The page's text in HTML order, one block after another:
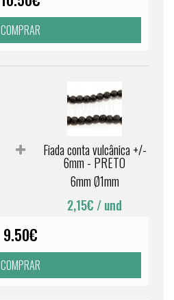
COMPRAR
Fiada conta vulcânica +/-
6mm - PRETO
6mm Ø1mm
2,15€ / und
9.50€
COMPRAR